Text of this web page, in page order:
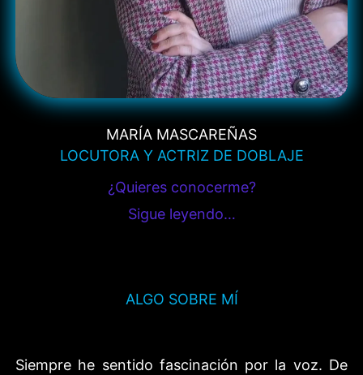
MARÍA MASCAREÑAS
LOCUTORA Y ACTRIZ DE DOBLAJE
¿Quieres conocerme?
Sigue leyendo…
ALGO SOBRE MÍ
Siempre he sentido fascinación por la voz. De